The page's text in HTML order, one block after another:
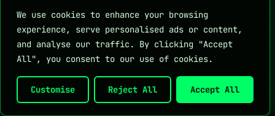
We use cookies to enhance your browsing
experience, serve personalised ads or content,
and analyse our traffic. By clicking "Accept
All", you consent to our use of cookies.
Customise Reject All Accept All